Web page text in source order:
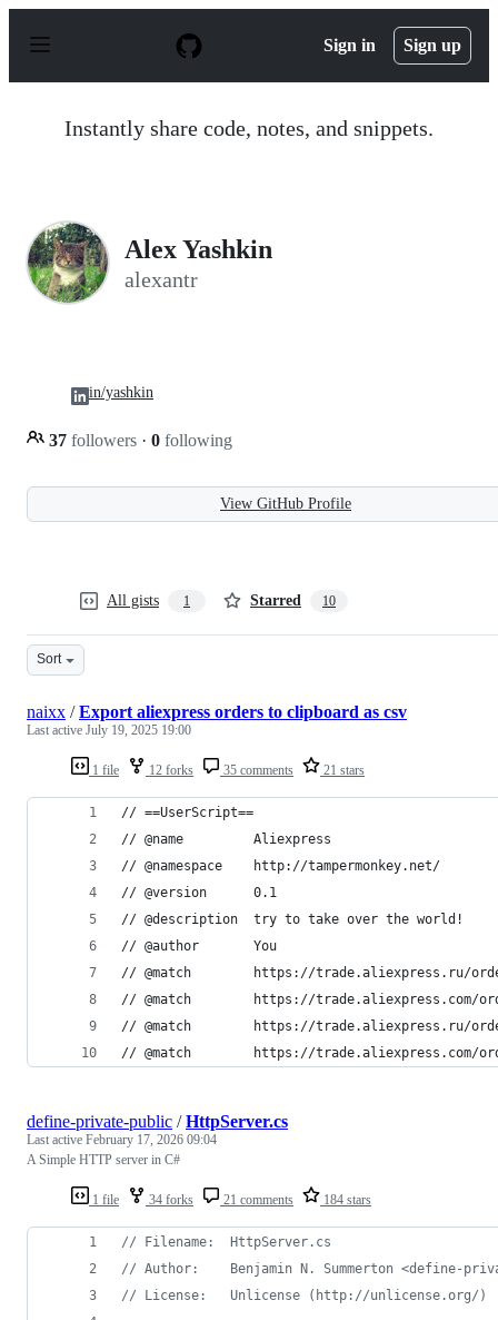
p
Sign in Sign up
Instantly share code, notes, and snippets.
Alex Yashkin
alexantr
37 followers · 0 following
in/yashkin
View GitHub Profile
All gists 1 Starred 10
Sort
1 file 12 forks 35 comments 21 stars
naixx /Export aliexpress orders to clipboard as csv
Last active July 19, 2025 19:00
// ==UserScript==
// @name         Aliexpress
// @namespace    http://tampermonkey.net/
// @version      0.1
// @description  try to take over the world!
// @author       You
// @match        https://trade.aliexpress.ru/
// @match        https://trade.aliexpress.com/
// @match        https://trade.aliexpress.ru/
// @match        https://trade.aliexpress.com/
1 file 34 forks 21 comments 184 stars
define-private-public /HttpServer.cs
Last active February 17, 2026 09:04
A Simple HTTP server in C#
// Filename:  HttpServer.cs
// Author:    Benjamin N. Summerton
// License:   Unlicense (http://unlicense.org/)